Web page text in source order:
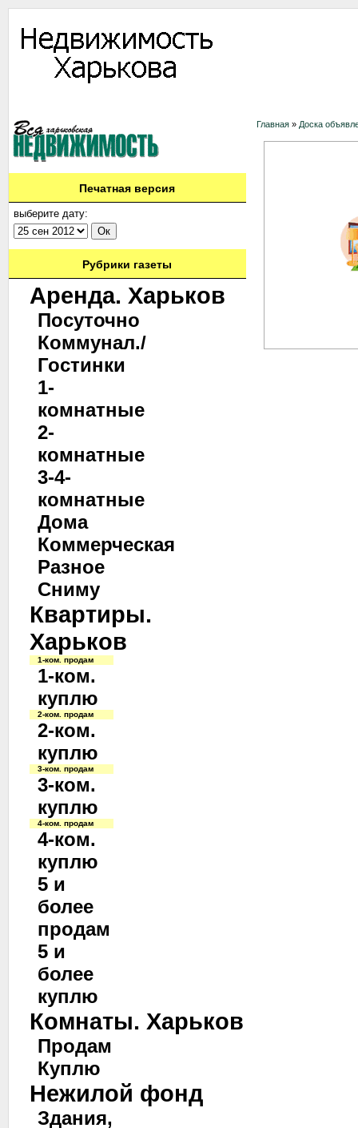
Печатная версия
выберите дату:
Рубрики газеты
Аренда. Харьков
Посуточно
Коммунал./
Гостинки
1-
комнатные
2-
комнатные
3-4-
комнатные
Дома
Коммерческая
Разное
Сниму
Квартиры.
Харьков
1-ком. продам
1-ком.
куплю
2-ком. продам
2-ком.
куплю
3-ком. продам
3-ком.
куплю
4-ком. продам
4-ком.
куплю
5 и
более
продам
5 и
более
куплю
Комнаты. Харьков
Продам
Куплю
Нежилой фонд
Здания,
Главная » Доска